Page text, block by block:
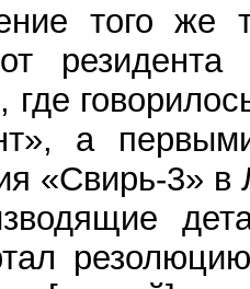
того же
а
«Свирь-3» в